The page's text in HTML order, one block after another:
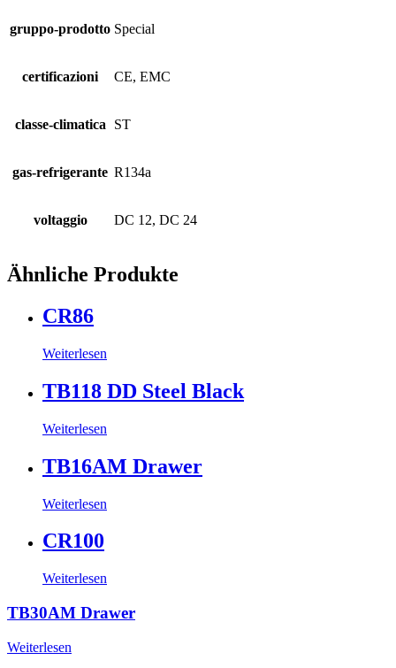
gruppo-prodotto Special
certificazioni CE, EMC
classe-climatica ST
gas-refrigerante R134a
voltaggio DC 12, DC 24
Ähnliche Produkte
CR86
Weiterlesen
TB118 DD Steel Black
Weiterlesen
TB16AM Drawer
Weiterlesen
CR100
Weiterlesen
TB30AM Drawer
Weiterlesen